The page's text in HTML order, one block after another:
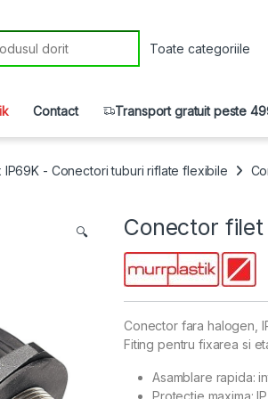
Contact Transport gratuit peste
- Conectori tuburi riflate flexibile
🔍 Conector
Conector fara halogen,
Fiting pentru fixarea si
Asamblare rapida: